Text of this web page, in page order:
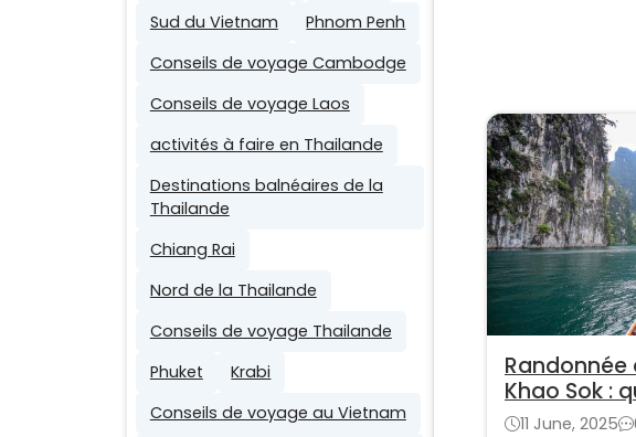
Sud du Vietnam
Phnom Penh
Conseils de voyage Cambodge
Conseils de voyage Laos
activités à faire en Thailande
Destinations balnéaires de la
Thailande
Chiang Rai
Nord de la Thailande
Conseils de voyage Thailande
Phuket
Krabi
Conseils de voyage au Vietnam
Khao Sok :
préparer
11 June, 2025